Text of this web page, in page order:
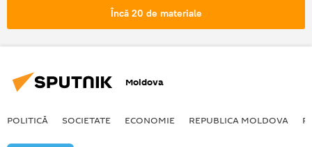
Încă 20 de materiale
Moldova
POLITICĂ SOCIETATE ECONOMIE REPUBLICA MOLDOVA